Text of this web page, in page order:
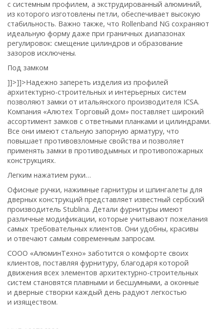
с системным профилем, а экструдированный алюминий,
из которого изготовлены петли, обеспечивает высокую
стабильность. Важно также, что Rollenband NG сохраняют
идеальную форму даже при граничных диапазонах
регулировок: смещение цилиндров и образование
зазоров исключены.
Под замком
]]>]]>Надежно запереть изделия из профилей
архитектурно-строительных и интерьерных систем
позволяют замки от итальянского производителя ICSA.
Компания «Алютех Торговый дом» поставляет широкий
ассортимент замков с ответными планками и цилиндрами.
Все они имеют стальную запорную арматуру, что
повышает противовзломные свойства и позволяет
применять замки в противодымных и противопожарных
конструкциях.
Легким нажатием руки…
Офисные ручки, нажимные гарнитуры и шпингалеты для
дверных конструкций представляет известный сербский
производитель Stublina. Детали фурнитуры имеют
различные модификации, которые учитывают пожелания
самых требовательных клиентов. Они удобны, красивы
и отвечают самым современным запросам.
СООО «АлюминТехно» заботится о комфорте своих
клиентов, поставляя фурнитуру, благодаря которой
движения всех элементов архитектурно-строительных
систем становятся плавными и бесшумными, а оконные
и дверные створки каждый день радуют легкостью
и изяществом.